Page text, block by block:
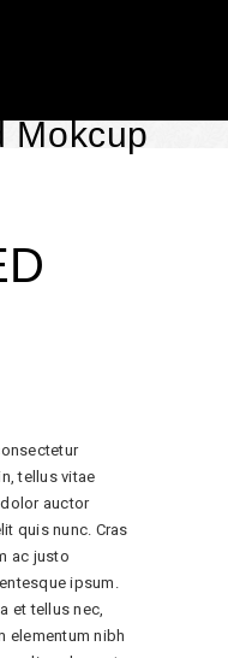
Mokcup
tellus vitae
auctor
quis nunc. Cras
ac justo
ipsum.
et tellus nec,
elementum nibh